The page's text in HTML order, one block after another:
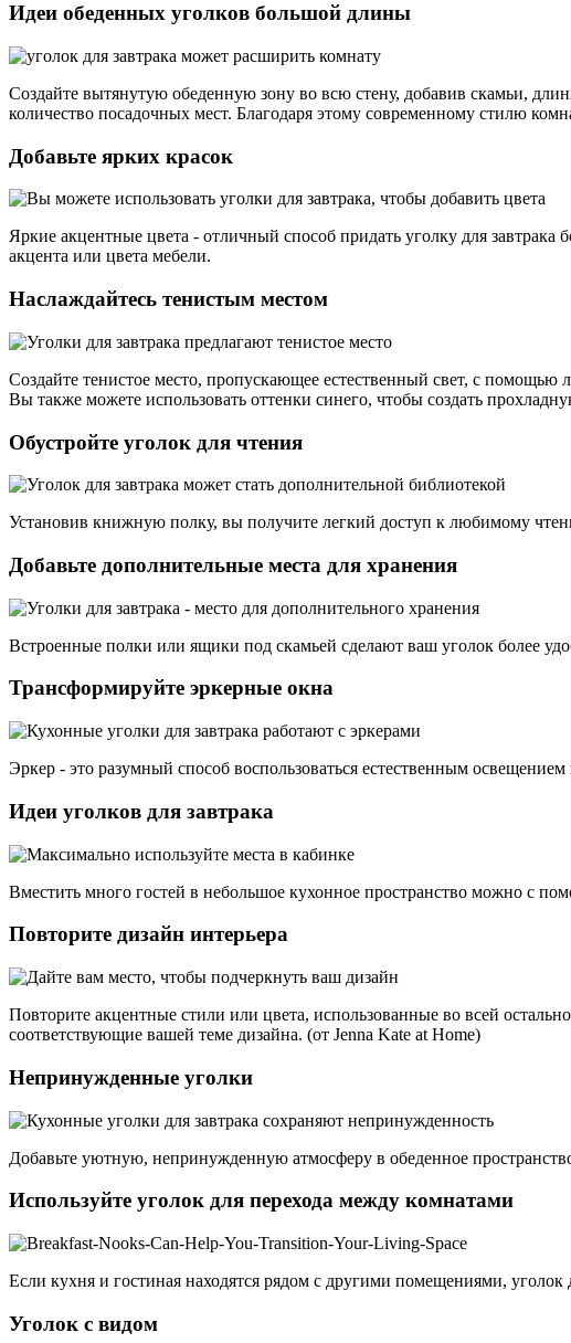
Идеи обеденных уголков большой длины
Создайте вытянутую обеденную зону во всю стену, добавив скамьи,
количество посадочных мест. Благодаря этому современному стилю
Добавьте ярких красок
Яркие акцентные цвета - отличный способ придать уголку для
акцента или цвета мебели.
Наслаждайтесь тенистым местом
Создайте тенистое место, пропускающее естественный свет, с
Вы также можете использовать оттенки синего, чтобы создать
Обустройте уголок для чтения
Установив книжную полку, вы получите легкий доступ к любимому
Добавьте дополнительные места для хранения
Встроенные полки или ящики под скамьей сделают ваш уголок более
Трансформируйте эркерные окна
Эркер - это разумный способ воспользоваться естественным
Идеи уголков для завтрака
Вместить много гостей в небольшое кухонное пространство можно с
Повторите дизайн интерьера
Повторите акцентные стили или цвета, использованные во всей
соответствующие вашей теме дизайна. (от Jenna Kate at Home)
Непринужденные уголки
Добавьте уютную, непринужденную атмосферу в обеденное
Используйте уголок для перехода между комнатами
Если кухня и гостиная находятся рядом с другими помещениями,
Уголок с видом